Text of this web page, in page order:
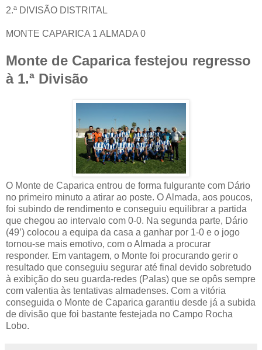
2.ª DIVISÃO DISTRITAL
MONTE CAPARICA 1 ALMADA 0
Monte de Caparica festejou regresso
à 1.ª Divisão
O Monte de Caparica entrou de forma fulgurante com Dário
no primeiro minuto a atirar ao poste. O Almada, aos poucos,
foi subindo de rendimento e conseguiu equilibrar a partida
que chegou ao intervalo com 0-0. Na segunda parte, Dário
(49’) colocou a equipa da casa a ganhar por 1-0 e o jogo
tornou-se mais emotivo, com o Almada a procurar
responder. Em vantagem, o Monte foi procurando gerir o
resultado que conseguiu segurar até final devido sobretudo
à exibição do seu guarda-redes (Palas) que se opôs sempre
com valentia às tentativas almadenses. Com a vitória
conseguida o Monte de Caparica garantiu desde já a subida
de divisão que foi bastante festejada no Campo Rocha
Lobo.